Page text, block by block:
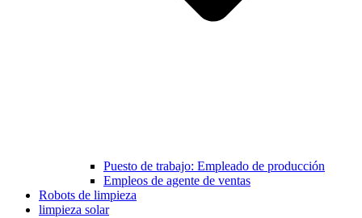
Puesto de trabajo: Empleado de producción
Empleos de agente de ventas
Robots de limpieza
limpieza solar